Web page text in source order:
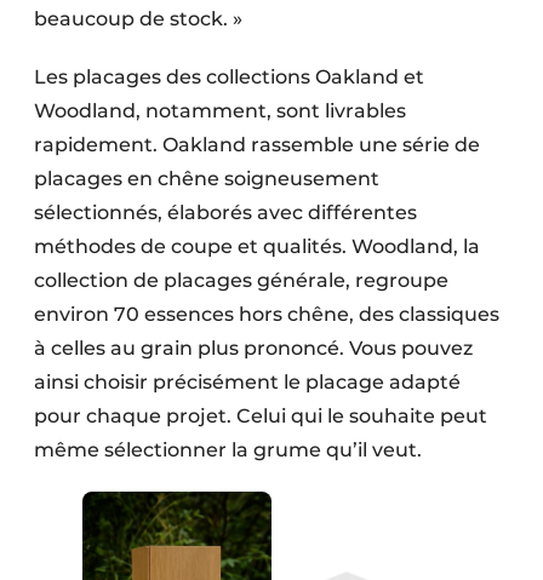
beaucoup de stock. »
Les placages des collections Oakland et
Woodland, notamment, sont livrables
rapidement. Oakland rassemble une série de
placages en chêne soigneusement
sélectionnés, élaborés avec différentes
méthodes de coupe et qualités. Woodland, la
collection de placages générale, regroupe
environ 70 essences hors chêne, des classiques
à celles au grain plus prononcé. Vous pouvez
ainsi choisir précisément le placage adapté
pour chaque projet. Celui qui le souhaite peut
même sélectionner la grume qu’il veut.